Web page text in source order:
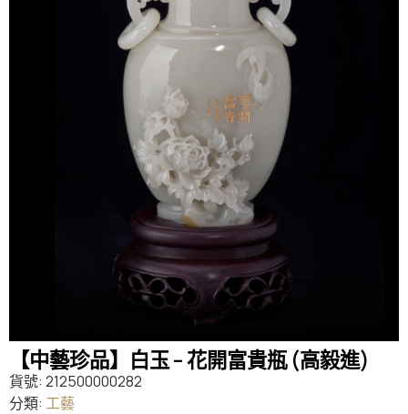
【中藝珍品】白玉 – 花開富貴瓶 (高毅進)
貨號: 212500000282
分類: 工藝